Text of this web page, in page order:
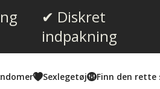
✔ Diskret
indpakning
Sexlegetøj Finn den rette
Gennemsnitlig vurdering:
4.1 stemmer: